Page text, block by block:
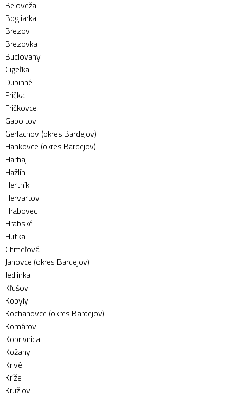
Beloveža
Bogliarka
Brezov
Brezovka
Buclovany
Cigeľka
Dubinné
Frička
Fričkovce
Gaboltov
Gerlachov (okres Bardejov)
Hankovce (okres Bardejov)
Harhaj
Hažlín
Hertník
Hervartov
Hrabovec
Hrabské
Hutka
Chmeľová
Janovce (okres Bardejov)
Jedlinka
Kľušov
Kobyly
Kochanovce (okres Bardejov)
Komárov
Koprivnica
Kožany
Krivé
Kríže
Kružlov